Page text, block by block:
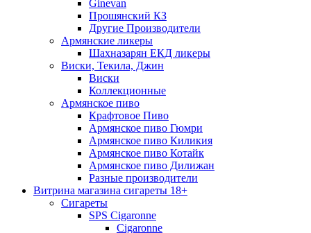
Ginevan
Прошянский КЗ
Другие Производители
Армянские ликеры
Шахназарян ЕКД ликеры
Виски, Текила, Джин
Виски
Коллекционные
Армянское пиво
Крафтовое Пиво
Армянское пиво Гюмри
Армянское пиво Киликия
Армянское пиво Котайк
Армянское пиво Дилижан
Разные производители
Витрина магазина сигареты 18+
Cигареты
SPS Cigaronne
Сigaronne